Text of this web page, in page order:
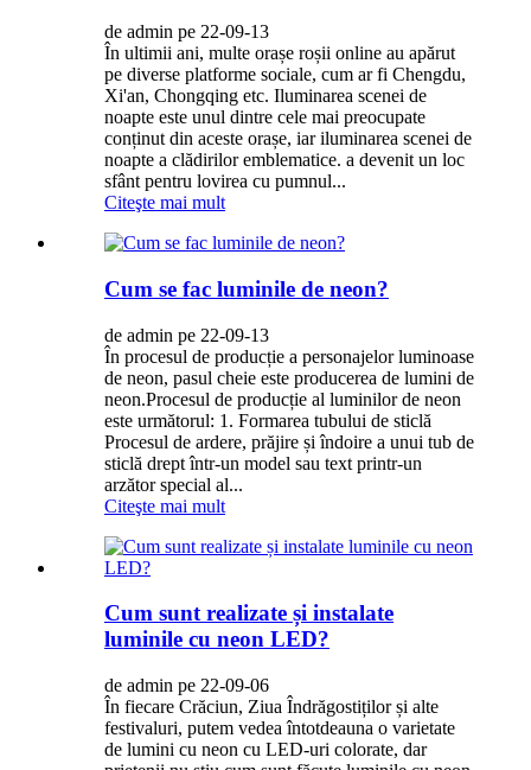
de admin pe 22-09-13
În ultimii ani, multe orașe roșii online au apărut
pe diverse platforme sociale, cum ar fi Chengdu,
Xi'an, Chongqing etc. Iluminarea scenei de
noapte este unul dintre cele mai preocupate
conținut din aceste orașe, iar iluminarea scenei de
noapte a clădirilor emblematice. a devenit un loc
sfânt pentru lovirea cu pumnul...
Citeşte mai mult
Cum se fac luminile de neon?
de admin pe 22-09-13
În procesul de producție a personajelor luminoase
de neon, pasul cheie este producerea de lumini de
neon.Procesul de producție al luminilor de neon
este următorul: 1. Formarea tubului de sticlă
Procesul de ardere, prăjire și îndoire a unui tub de
sticlă drept într-un model sau text printr-un
arzător special al...
Citeşte mai mult
Cum sunt realizate și instalate
luminile cu neon LED?
de admin pe 22-09-06
În fiecare Crăciun, Ziua Îndrăgostiților și alte
festivaluri, putem vedea întotdeauna o varietate
de lumini cu neon cu LED-uri colorate, dar